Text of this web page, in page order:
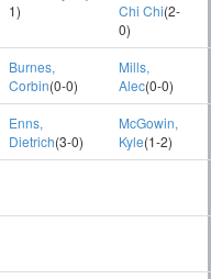
1)
Chi Chi(2-
0)
Burnes,
Corbin(0-0)
Mills,
Alec(0-0)
Enns,
Dietrich(3-0)
McGowin,
Kyle(1-2)